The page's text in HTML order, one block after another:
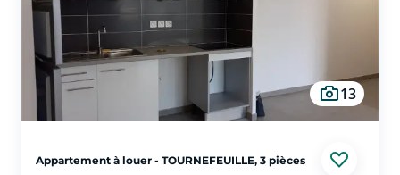
13
Appartement à louer - TOURNEFEUILLE, 3 pièces